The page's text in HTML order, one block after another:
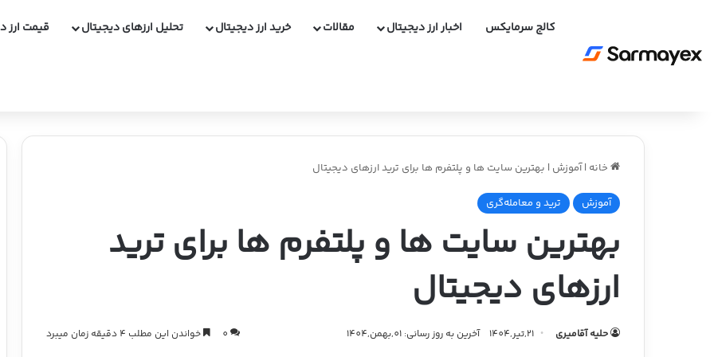
کالج سرمایکس اخبار ارز دیجیتال مقالات خرید ارز دیجیتال تحلیل ارزهای دیجیتال قیمت ارز
خانه | آموزش | بهترین سایت ها و پلتفرم ها برای ترید ارزهای دیجیتال
آموزش ترید و معامله‌گری
بهترین سایت ها و پلتفرم ها برای ترید
ارزهای دیجیتال
حلیه آقامیری 21,تیر,1404 آخرین به روز رسانی: 01,بهمن,1404 0 خواندن این مطلب 4 دقیقه زمان میبرد